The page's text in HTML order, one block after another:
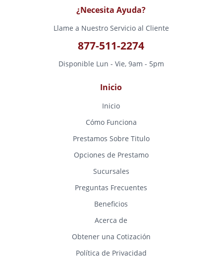
¿Necesita Ayuda?
Llame a Nuestro Servicio al Cliente
877-511-2274
Disponible Lun - Vie, 9am - 5pm
Inicio
Inicio
Cómo Funciona
Prestamos Sobre Titulo
Opciones de Prestamo
Sucursales
Preguntas Frecuentes
Beneficios
Acerca de
Obtener una Cotización
Política de Privacidad